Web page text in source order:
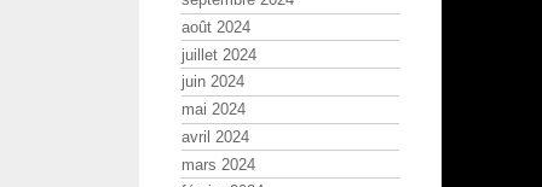
août 2024
juillet 2024
juin 2024
mai 2024
avril 2024
mars 2024